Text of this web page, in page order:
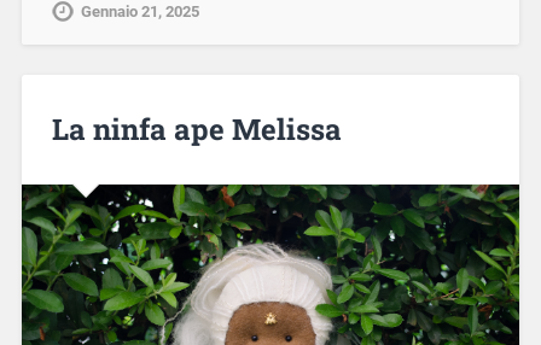
Gennaio 21, 2025
La ninfa ape Melissa